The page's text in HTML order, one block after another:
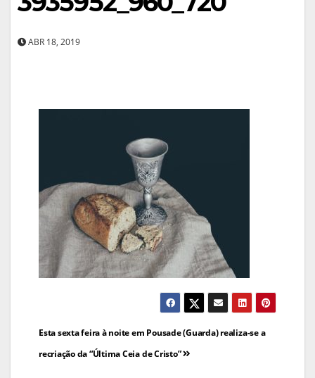
ABR 18, 2019
Navegação
de
Esta sexta feira à noite em Pousade (Guarda) realiza-se a
recriação da “Última Ceia de Cristo”